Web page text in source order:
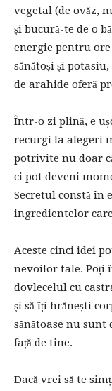
vegetal (de ovăz,
și bucură-te de o
energie pentru
sănătoși și
de arahide oferă
Într-o zi plină, e
recurgi la alegeri
potrivite nu doar
ci pot deveni
Secretul constă în
ingredientelor
Aceste cinci idei
nevoilor tale. Poți
dovlecelul cu
și să îți hrănești
sănătoase nu
față de tine.
Dacă vrei să te